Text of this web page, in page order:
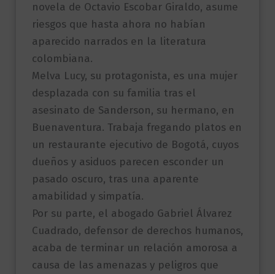
novela de Octavio Escobar Giraldo, asume
riesgos que hasta ahora no habían
aparecido narrados en la literatura
colombiana.
Melva Lucy, su protagonista, es una mujer
desplazada con su familia tras el
asesinato de Sanderson, su hermano, en
Buenaventura. Trabaja fregando platos en
un restaurante ejecutivo de Bogotá, cuyos
dueños y asiduos parecen esconder un
pasado oscuro, tras una aparente
amabilidad y simpatía.
Por su parte, el abogado Gabriel Álvarez
Cuadrado, defensor de derechos humanos,
acaba de terminar un relación amorosa a
causa de las amenazas y peligros que